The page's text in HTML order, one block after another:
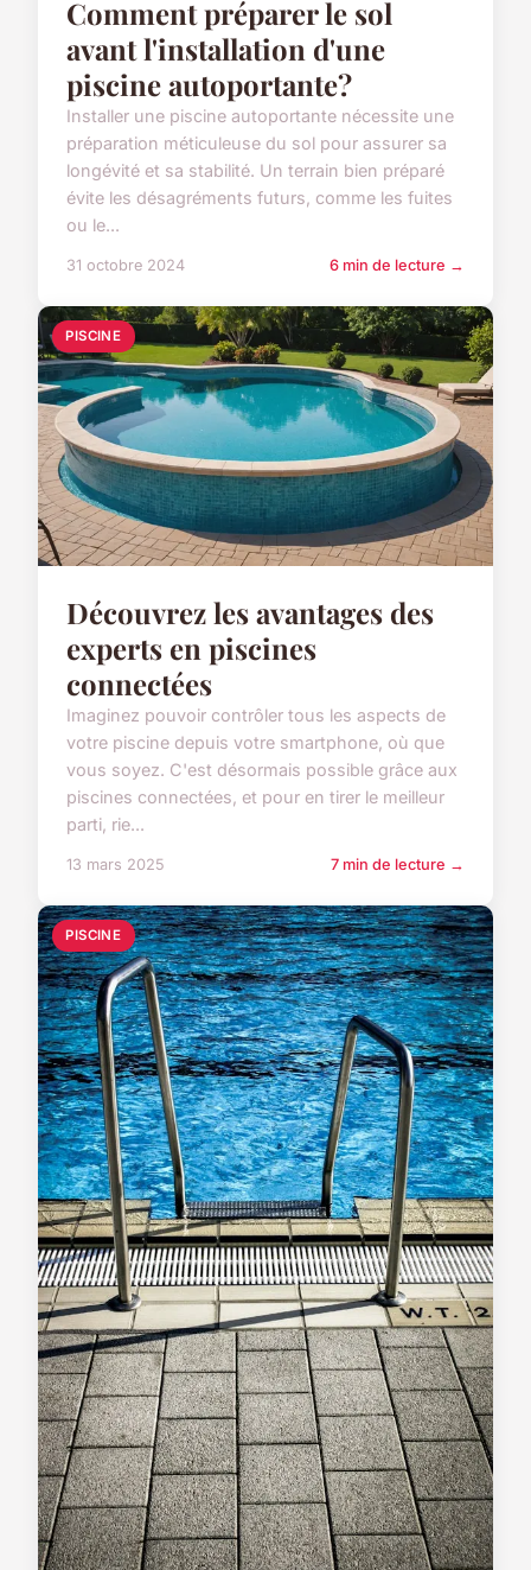
Comment préparer le sol
avant l'installation d'une
piscine autoportante?
Installer une piscine autoportante nécessite une
préparation méticuleuse du sol pour assurer sa
longévité et sa stabilité. Un terrain bien préparé
évite les désagréments futurs, comme les fuites
ou le...
31 octobre 2024 6 min de lecture →
PISCINE
Découvrez les avantages des
experts en piscines
connectées
Imaginez pouvoir contrôler tous les aspects de
votre piscine depuis votre smartphone, où que
vous soyez. C'est désormais possible grâce aux
piscines connectées, et pour en tirer le meilleur
parti, rie...
13 mars 2025 7 min de lecture →
PISCINE